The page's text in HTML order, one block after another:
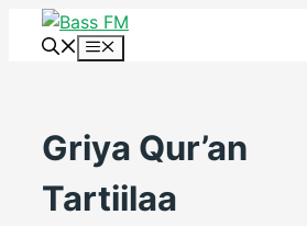
Skip
Menu
Griya Qur’an
Tartiilaa